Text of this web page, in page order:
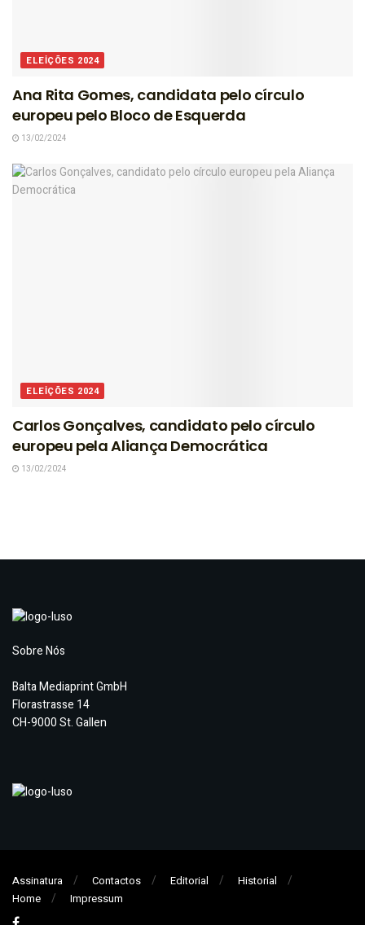
ELEIÇÕES 2024
Ana Rita Gomes, candidata pelo círculo
europeu pelo Bloco de Esquerda
13/02/2024
ELEIÇÕES 2024
Carlos Gonçalves, candidato pelo círculo
europeu pela Aliança Democrática
13/02/2024
Sobre Nós
Balta Mediaprint GmbH
Florastrasse 14
CH-9000 St. Gallen
Assinatura Contactos Editorial
Historial
Home
Impressum